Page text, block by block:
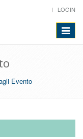
LOGIN
Toggle
Evento